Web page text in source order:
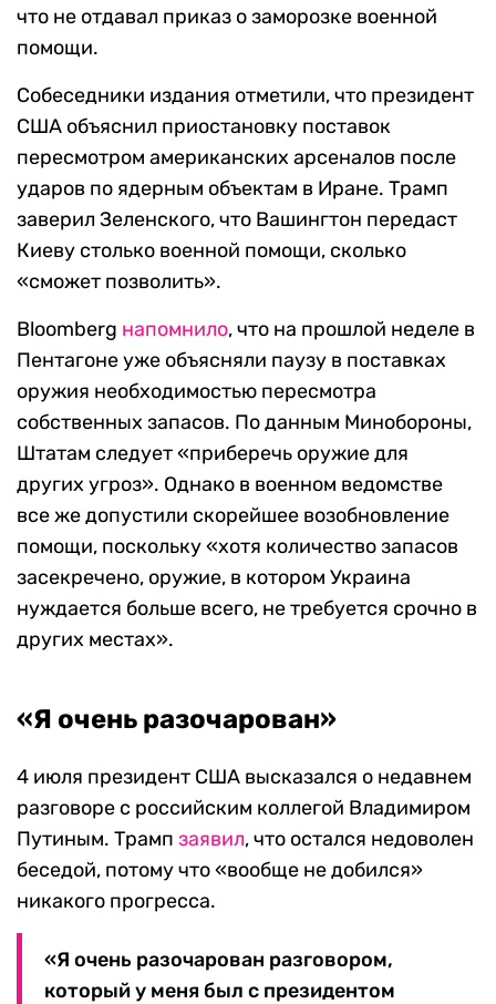
что не отдавал приказ о заморозке военной
помощи.
Собеседники издания отметили, что президент
США объяснил приостановку поставок
пересмотром американских арсеналов после
ударов по ядерным объектам в Иране. Трамп
заверил Зеленского, что Вашингтон передаст
Киеву столько военной помощи, сколько
«сможет позволить».
Bloomberg напомнило, что на прошлой неделе в
Пентагоне уже объясняли паузу в поставках
оружия необходимостью пересмотра
собственных запасов. По данным Минобороны,
Штатам следует «приберечь оружие для
других угроз». Однако в военном ведомстве
все же допустили скорейшее возобновление
помощи, поскольку «хотя количество запасов
засекречено, оружие, в котором Украина
нуждается больше всего, не требуется срочно в
других местах».
«Я очень разочарован»
4 июля президент США высказался о недавнем
разговоре с российским коллегой Владимиром
Путиным. Трамп заявил, что остался недоволен
беседой, потому что «вообще не добился»
никакого прогресса.
«Я очень разочарован разговором,
который у меня был с президентом